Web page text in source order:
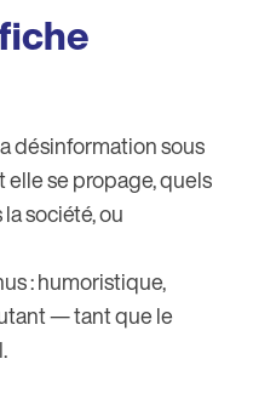
désinformation sous
se propage, quels
société, ou
: humoristique,
— tant que le